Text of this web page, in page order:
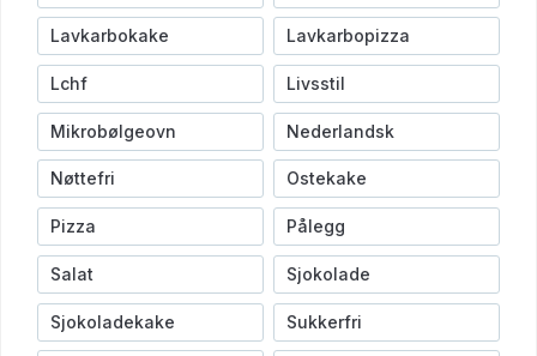
Lavkarbokake Lavkarbopizza
Lchf Livsstil
Mikrobølgeovn Nederlandsk
Nøttefri Ostekake
Pizza Pålegg
Salat Sjokolade
Sjokoladekake Sukkerfri